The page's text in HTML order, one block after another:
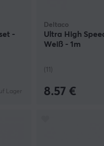
-
Lager
Deltaco
Ultra High
Weiß - 1m
(11)
8.57 €